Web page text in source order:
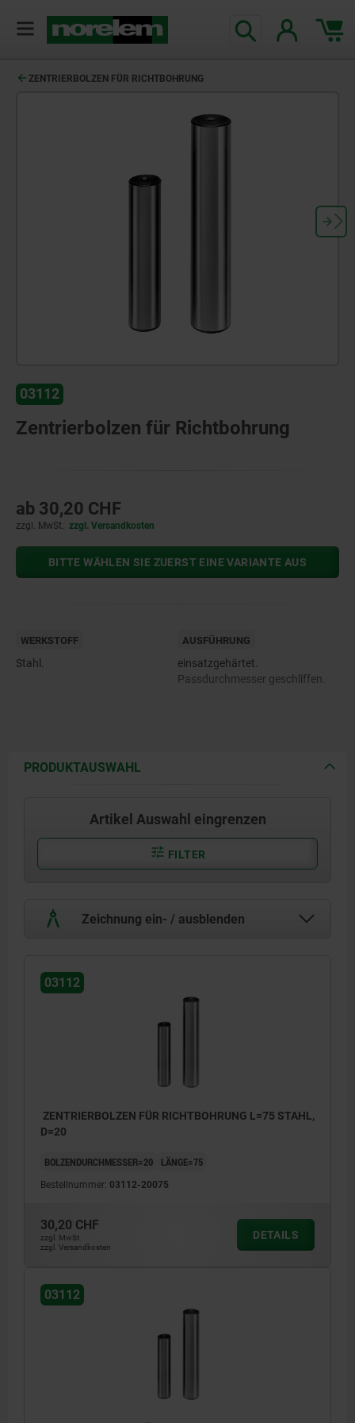
ZENTRIERBOLZEN FÜR RICHTBOHRUNG
03112
Zentrierbolzen für Richtbohrung
ab 30,20 CHF
zzgl. MwSt. zzgl. Versandkosten
BITTE WÄHLEN SIE ZUERST EINE VARIANTE AUS
WERKSTOFF
Stahl.
AUSFÜHRUNG
einsatzgehärtet.
Passdurchmesser geschliffen.
PRODUKTAUSWAHL
Artikel Auswahl eingrenzen
FILTER
Zeichnung ein- / ausblenden
03112
ZENTRIERBOLZEN FÜR RICHTBOHRUNG L=75 STAHL,
D=20
BOLZENDURCHMESSER=20 LÄNGE=75
Bestellnummer: 03112-20075
30,20 CHF
zzgl. MwSt.
zzgl. Versandkosten
DETAILS
03112